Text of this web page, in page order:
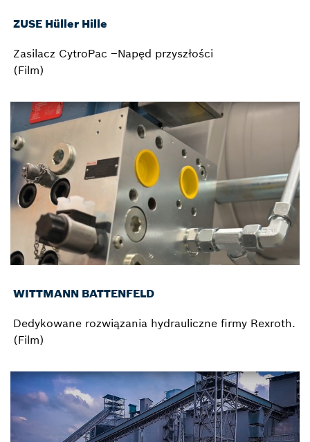
ZUSE Hüller Hille
Zasilacz CytroPac –Napęd przyszłości
(Film)
WITTMANN BATTENFELD
Dedykowane rozwiązania hydrauliczne firmy Rexroth.
(Film)